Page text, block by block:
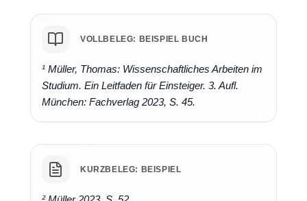
VOLLBELEG: BEISPIEL BUCH
¹ Müller, Thomas: Wissenschaftliches Arbeiten im
Studium. Ein Leitfaden für Einsteiger. 3. Aufl.
München: Fachverlag 2023, S. 45.
KURZBELEG: BEISPIEL